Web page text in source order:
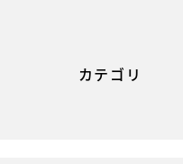
カテゴリ